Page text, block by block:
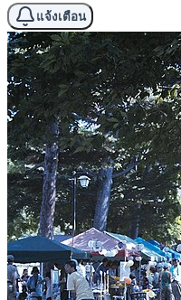
แจ้งเตือน